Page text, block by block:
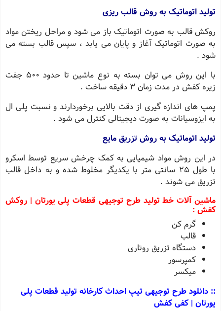
تولید اتوماتیک به روش قالب ریزی
روکش قالب به صورت اتوماتیک باز می شود و مراحل ریختن مواد
به صورت اتوماتیک آغاز و پایان می یابد ، سپس قالب بسته می
شود .
با این روش می توان بسته به نوع ماشین تا حدود ۵٠٠ جفت
زیره کفش در مدت زمان ٣ دقیقه ساخت .
پمپ های اندازه گیری از دقت بالایی برخوردارند و نسبت پلی ال
به ایزوسیانات به صورت دیجیتالی کنترل می شود .
تولید اتوماتیک به روش تزریق مایع
در این روش مواد شیمیایی به کمک چرخش سریع توسط اسکرو
با طول ٢۵ سانتی متر با یکدیگر مخلوط شده و به داخل قالب
تزریق می شوند .
ماشین آلات خط تولید طرح توجیهی قطعات پلی یورتان | روکش
کفش :
گرم کن
قالب
دستگاه تزریق روتاری
کمپرسور
میکسر
:: دانلود طرح توجیهی تیپ احداث کارخانه تولید قطعات پلی
یورتان | کفی کفش